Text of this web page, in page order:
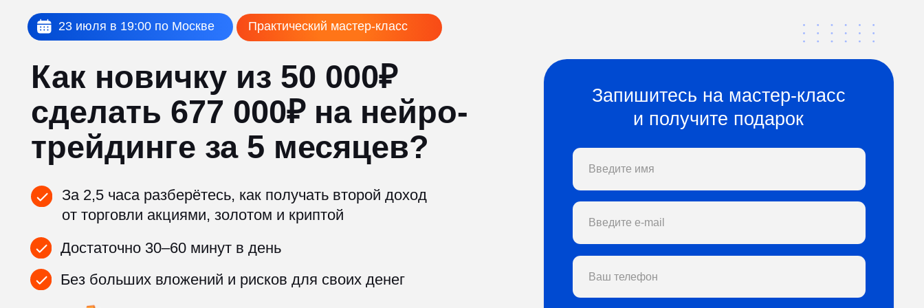
Без больших вложений и рисков для своих денег
Достаточно 30–60 минут в день
Запишитесь на мастер-класс
и получите подарок
от торговли акциями, золотом и криптой
Практический мастер-класс
23 июля в 19:00 по Москве
Как новичку из 50 000₽
сделать 677 000₽ на нейро-
трейдинге за 5 месяцев?
ЗАПИСАТЬСЯ НА МАСТЕР-КЛАСС